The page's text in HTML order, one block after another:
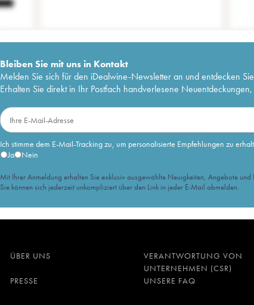
Bleiben Sie mit uns in Kontakt
Melden Sie sich für den iDealwine-Newsletter an und entdecken
Erhalten Sie direkt in Ihr Postfach handverlesene
Ich stimme dem E-Mail-Tracking zu, um personalisierte Empfehlungen zu
Ja
Nein
Mit Ihrer Anmeldung erhalten Sie exklusiv ausgewählte Neuigkeiten, Angebote
Sie können sich jederzeit unkompliziert über den Link in jeder E-Mail abmelden.
ÜBER UNS
VERANTWORTUNG VON
UNTERNEHMEN (CSR)
PRESSE UNSERE FAQ